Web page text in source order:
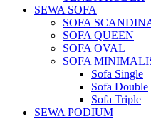
SEWA SOFA
SOFA
SOFA QUEEN
SOFA OVAL
SOFA
Sofa Single
Sofa Double
Sofa Triple
SEWA PODIUM